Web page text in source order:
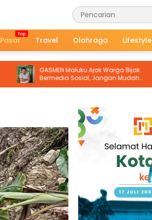
Pasar Travel Olahraga Lifestyle
GASMEN Maluku Ajak Warga Bijak
Bermedia Sosial, Jangan Mudah
Terprovokasi Hoaks